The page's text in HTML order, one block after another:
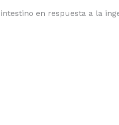
en respuesta a la